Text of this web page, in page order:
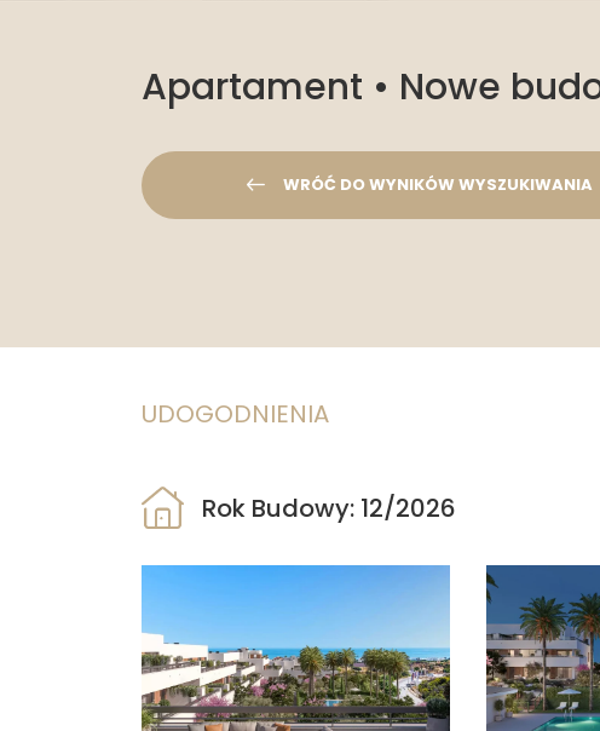
Apartament • Nowe
WRÓĆ DO WYNIKÓW WYSZUKIWANIA
UDOGODNIENIA
Rok Budowy: 12/2026